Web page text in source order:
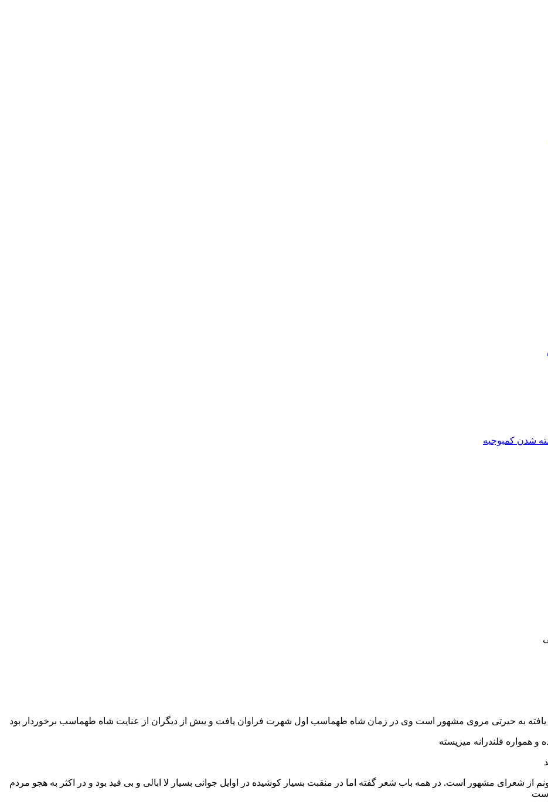
شدن کمبوجیه
یافته به حیرتی مروی مشهور است وی در زمان شاه طهماسب اول شهرت فراوان یافت و بیش از دیگران از عنایت شاه طهماسب برخوردار بود
و همواره قلندرانه میزیسته
از شعرای مشهور است. در همه باب شعر گفته اما در منقبت بسیار کوشیده در اوایل جوانی بسیار لا ابالی و بی قید بود و در اکثر به هجو مردم